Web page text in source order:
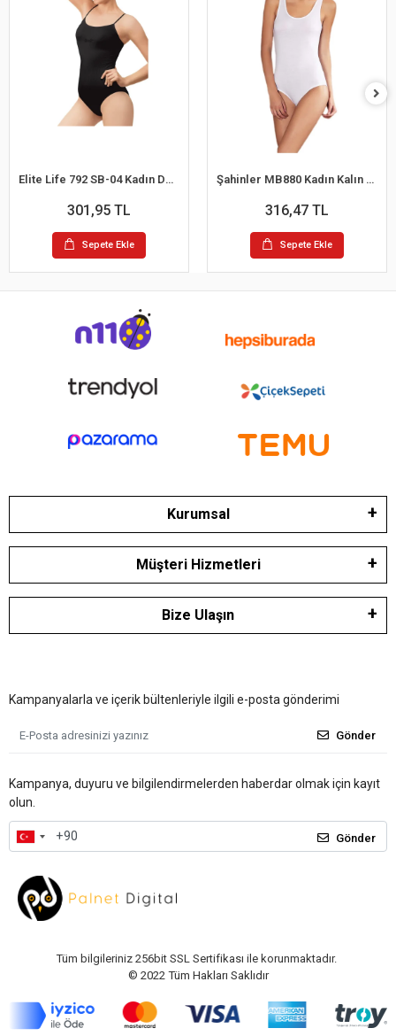
Elite Life 792 SB-04 Kadın Destekli Slip Body
301,95 TL
Sepete Ekle
Şahinler MB880 Kadın Kalın Askılı Çıtçıtlı Body
316,47 TL
Sepete Ekle
Kurumsal
Müşteri Hizmetleri
Bize Ulaşın
Kampanyalarla ve içerik bültenleriyle ilgili e-posta gönderimi
Gönder
Kampanya, duyuru ve bilgilendirmelerden haberdar olmak için kayıt
olun.
Gönder
Tüm bilgileriniz 256bit SSL Sertifikası ile korunmaktadır.
© 2022 Tüm Hakları Saklıdır